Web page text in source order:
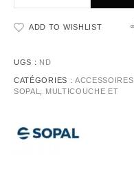
ADD TO WISHLIST
UGS : ND
CATÉGORIES : ACCESSOIRES
SOPAL
MULTICOUCHE ET